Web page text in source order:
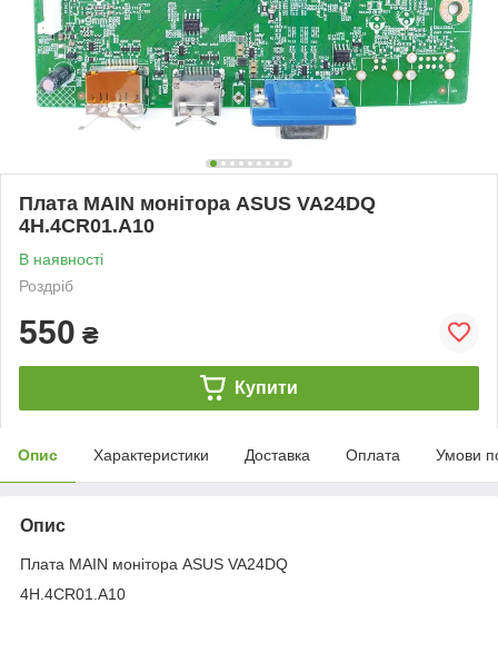
Плата MAIN монітора ASUS VA24DQ
4H.4CR01.A10
В наявності
Роздріб
550 ₴
Купити
Опис Характеристики Доставка Оплата Умови
Опис
Плата MAIN монітора ASUS VA24DQ
4H.4CR01.A10